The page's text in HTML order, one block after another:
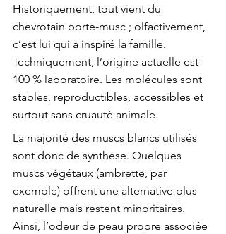
Historiquement, tout vient du
chevrotain porte-musc ; olfactivement,
c’est lui qui a inspiré la famille.
Techniquement, l’origine actuelle est
100 % laboratoire. Les molécules sont
stables, reproductibles, accessibles et
surtout sans cruauté animale.
La majorité des muscs blancs utilisés
sont donc de synthèse. Quelques
muscs végétaux (ambrette, par
exemple) offrent une alternative plus
naturelle mais restent minoritaires.
Ainsi, l’odeur de peau propre associée